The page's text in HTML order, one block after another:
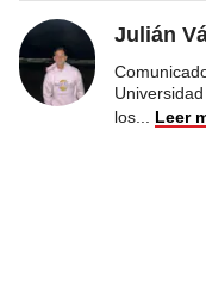
Julián
los
Leer